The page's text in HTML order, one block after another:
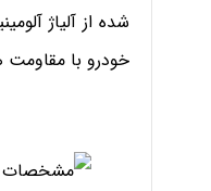
شده از آلیاژ
خودرو با مقاومت